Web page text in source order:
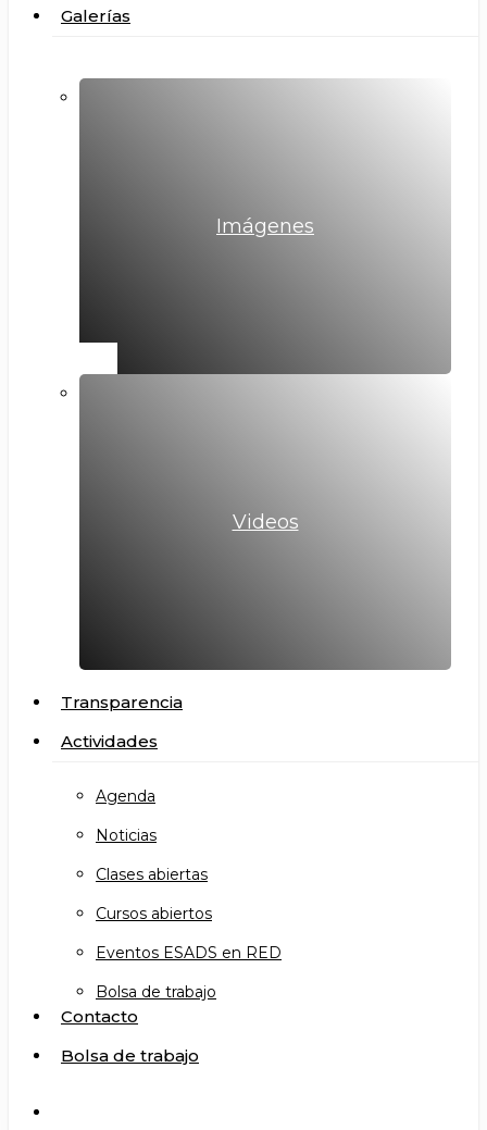
Galerías
Imágenes
Videos
Transparencia
Actividades
Agenda
Noticias
Clases abiertas
Cursos abiertos
Eventos ESADS en RED
Bolsa de trabajo
Contacto
Bolsa de trabajo